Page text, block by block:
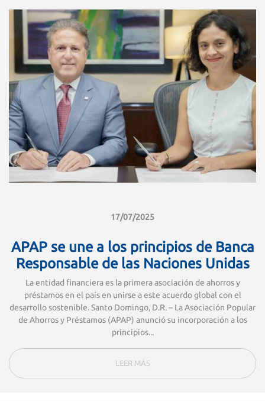
17/07/2025
APAP se une a los principios de Banca
Responsable de las Naciones Unidas
La entidad financiera es la primera asociación de ahorros y
préstamos en el país en unirse a este acuerdo global con el
desarrollo sostenible. Santo Domingo, D.R. – La Asociación Popular
de Ahorros y Préstamos (APAP) anunció su incorporación a los
principios...
LEER MÁS